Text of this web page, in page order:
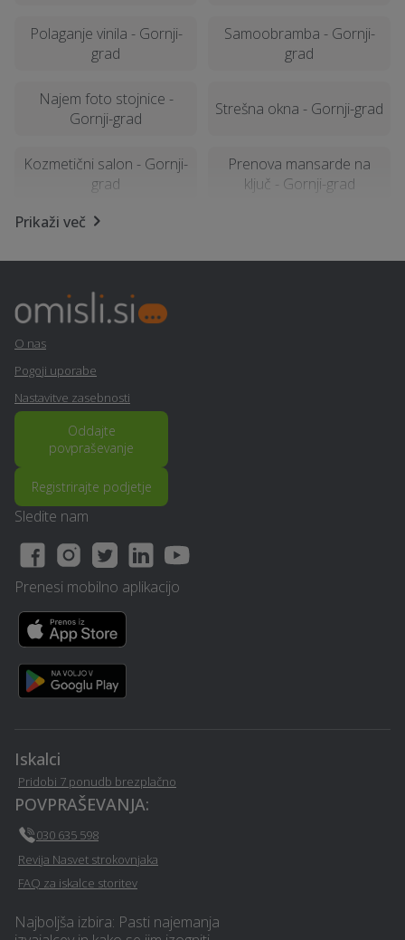
Polaganje vinila - Gornji-
grad
Samoobramba - Gornji-
grad
Najem foto stojnice -
Gornji-grad
Strešna okna - Gornji-grad
Kozmetični salon - Gornji-
grad
Prenova mansarde na
ključ - Gornji-grad
Kemična čistilnica,
Stenske obloge - Gornji-
grad
Alternativne metode
zdravljenja - Gornji-grad
Potovanja - Gornji-grad
Senčila - Gornji-grad
Izvedba polnilnice za
električna vozila - Gornji-
grad
Poslovno svetovanje -
Gornji-grad
ključ - Gornji-grad
Izkop gradbene jame -
Gornji-grad
Letna kuhinja - Gornji-
grad
Prikaži več
Iskalci
Pridobi 7 ponudb brezplačno
POVPRAŠEVANJA:
030 635 598
Revija Nasvet strokovnjaka
FAQ za iskalce storitev
Najboljša izbira: Pasti najemanja
O nas
Pogoji uporabe
Nastavitve zasebnosti
Oddajte
povpraševanje
Registrirajte podjetje
Sledite nam
Prenesi mobilno aplikacijo